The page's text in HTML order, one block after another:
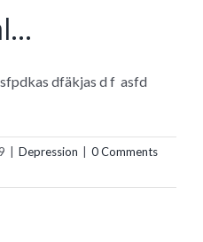
dfäkjas d f asfd
Depression
0 Comments